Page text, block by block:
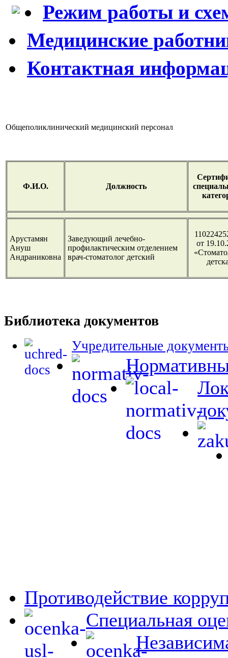
Режим работы и
Медицинские
Контактная
Общеполиклинический медицинский персонал
Ф.И.О. Должность
Арустамян
Ануш
Андраниковна
Заведующий лечебно-
профилактическим отделением
врач-стоматолог детский
от
Библиотека документов
Учредительные
Противодействие
Специальная